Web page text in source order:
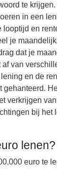
te
in een
looptijd en
je
dat je
van
en de
gehanteerd.
verkrijgen
bij het
lenen?
euro te